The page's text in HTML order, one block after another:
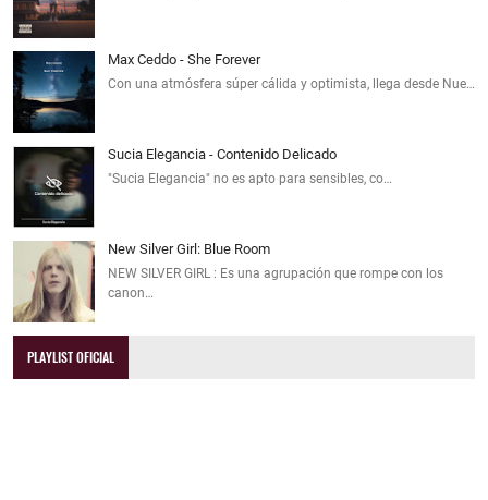
Max Ceddo - She Forever
Con una atmósfera súper cálida y optimista, llega desde Nue…
Sucia Elegancia - Contenido Delicado
"Sucia Elegancia" no es apto para sensibles, co…
New Silver Girl: Blue Room
NEW SILVER GIRL : Es una agrupación que rompe con los
canon…
PLAYLIST OFICIAL